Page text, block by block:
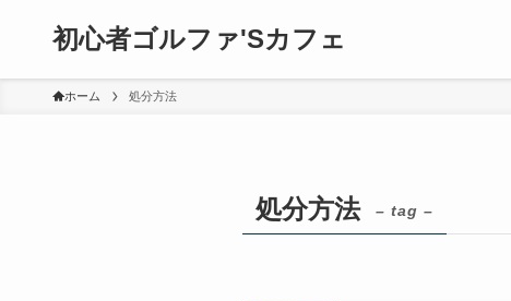
初心者ゴルファ'Sカフェ
ホーム 処分方法
処分方法 – tag –